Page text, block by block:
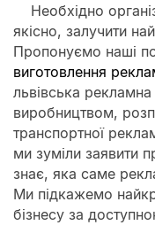
Необхідно
якісно, залучити
Пропонуємо наші
виготовлення
львівська
виробництвом,
транспортної
ми зуміли заявити
знає, яка саме
Ми підкажемо
бізнесу за